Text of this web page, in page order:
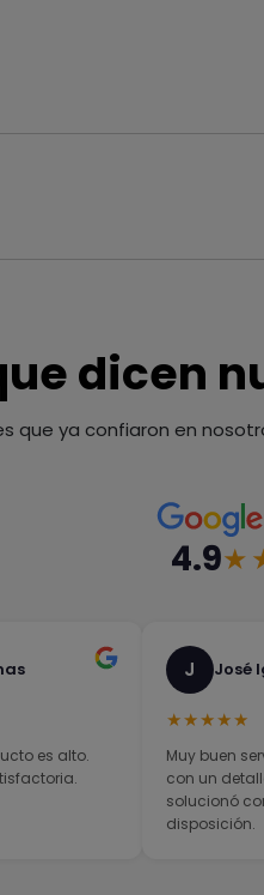
dicen
que ya confiaron en
4.9
es alto.
J José
★★★★★
Muy buen
con un
solucionó
disposición.